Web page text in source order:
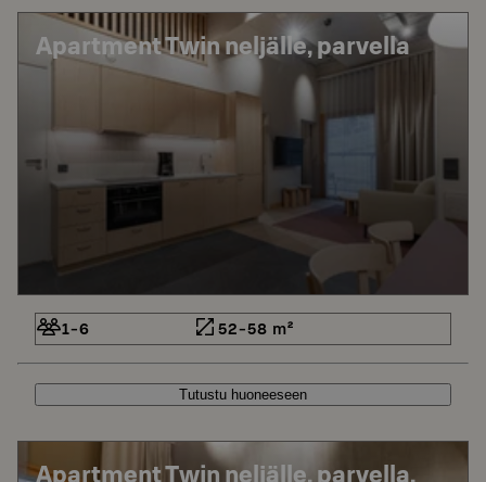
Apartment Twin neljälle, parvella
1-6 52-58 m²
Tutustu huoneeseen
Apartment Twin neljälle, parvella,